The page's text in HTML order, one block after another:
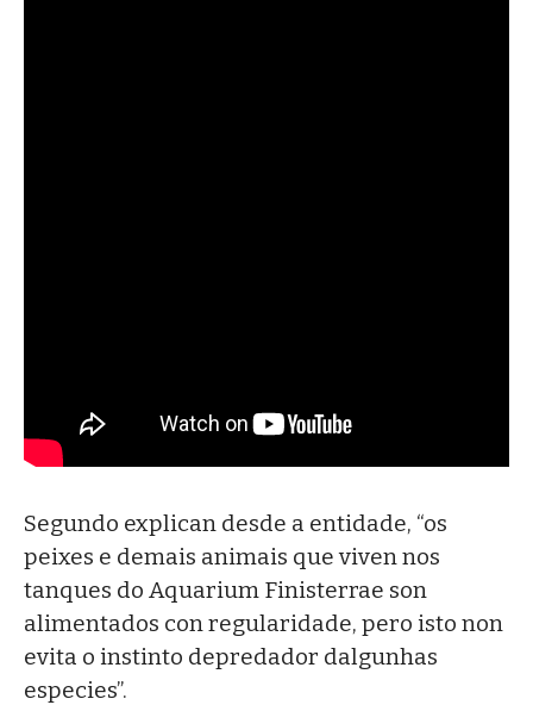
Segundo explican desde a entidade, “os
peixes e demais animais que viven nos
tanques do Aquarium Finisterrae son
alimentados con regularidade, pero isto non
evita o instinto depredador dalgunhas
especies”.